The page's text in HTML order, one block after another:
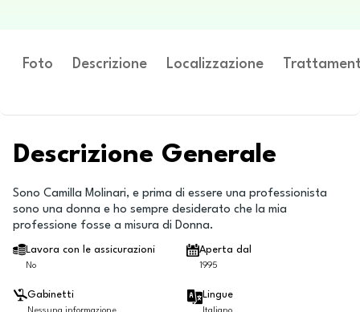
Foto Descrizione Localizzazione
Descrizione Generale
Sono Camilla Molinari, e prima di essere una professionista
sono una donna e ho sempre desiderato che la mia
professione fosse a misura di Donna.
Lavora con le assicurazioni
No
Aperta dal
1995
Gabinetti Lingue